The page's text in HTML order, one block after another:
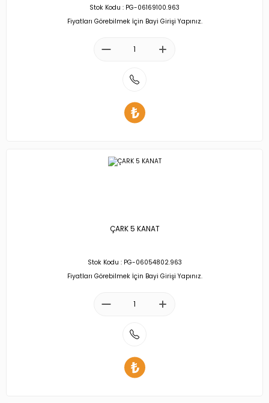
Stok Kodu : PG-06169100.963
Fiyatları Görebilmek İçin Bayi Girişi Yapınız.
ÇARK 5 KANAT
Stok Kodu : PG-06054802.963
Fiyatları Görebilmek İçin Bayi Girişi Yapınız.